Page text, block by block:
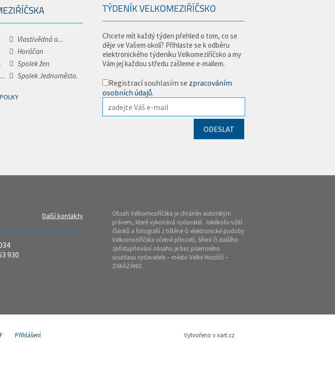
Vlastivědná a...
Horáčan
Spolek žen
Spolek Jednoměsto.
TÝDENÍK VELKOMEZIŘÍČSKO
Chcete mít každý týden přehled o tom, co se
děje ve Vašem okolí? Přihlaste se k odběru
elektronického týdeníku Velkomeziříčsko a my
Vám jej každou středu zašleme e-mailem.
Registrací souhlasím se zpracováním
osobních údajů.
Další kontakty
930
Obsah Velkomeziříčska je chráněn autorským
právem, které vykonává vydavatel. Jakékoliv užití
článků a fotografií z tištěné či elektronické podoby
Velkomeziříčska včetně převzetí, šíření či dalšího
zpřístupňování obsahu je bez písemného
souhlasu vydavatele – město Velké Meziříčí –
ZAKÁZÁNO.
Přihlášení Vytvořeno v xart.cz